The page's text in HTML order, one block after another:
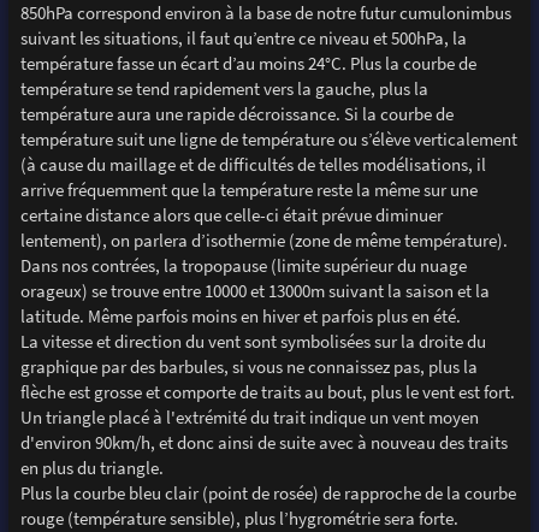
850hPa correspond environ à la base de notre futur cumulonimbus
suivant les situations, il faut qu’entre ce niveau et 500hPa, la
température fasse un écart d’au moins 24°C. Plus la courbe de
température se tend rapidement vers la gauche, plus la
température aura une rapide décroissance. Si la courbe de
température suit une ligne de température ou s’élève verticalement
(à cause du maillage et de difficultés de telles modélisations, il
arrive fréquemment que la température reste la même sur une
certaine distance alors que celle-ci était prévue diminuer
lentement), on parlera d’isothermie (zone de même température).
Dans nos contrées, la tropopause (limite supérieur du nuage
orageux) se trouve entre 10000 et 13000m suivant la saison et la
latitude. Même parfois moins en hiver et parfois plus en été.
La vitesse et direction du vent sont symbolisées sur la droite du
graphique par des barbules, si vous ne connaissez pas, plus la
flèche est grosse et comporte de traits au bout, plus le vent est fort.
Un triangle placé à l'extrémité du trait indique un vent moyen
d'environ 90km/h, et donc ainsi de suite avec à nouveau des traits
en plus du triangle.
Plus la courbe bleu clair (point de rosée) de rapproche de la courbe
rouge (température sensible), plus l’hygrométrie sera forte.